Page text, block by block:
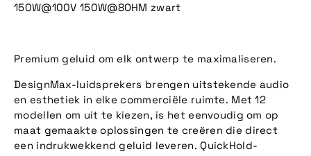
150W@100V 150W@8OHM zwart
Premium geluid om elk ontwerp te maximaliseren.
DesignMax-luidsprekers brengen uitstekende audio
en esthetiek in elke commerciële ruimte. Met 12
modellen om uit te kiezen, is het eenvoudig om op
maat gemaakte oplossingen te creëren die direct
een indrukwekkend geluid leveren. QuickHold-